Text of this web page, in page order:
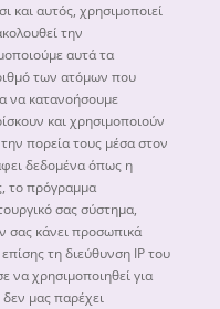
και αυτός, χρησιμοποιεί
την
αυτά τα
των ατόμων που
να κατανοήσουμε
και χρησιμοποιούν
την πορεία τους μέσα στον
δεδομένα όπως η
το πρόγραμμα
σας σύστημα,
σας κάνει προσωπικά
τη διεύθυνση IP του
να χρησιμοποιηθεί για
μας παρέχει